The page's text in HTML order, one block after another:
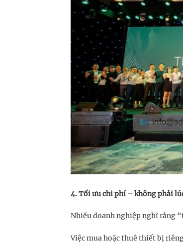
4. Tối ưu chi phí – không phải
Nhiều doanh nghiệp nghĩ rằng
Việc mua hoặc thuê thiết bị